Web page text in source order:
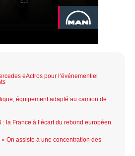
eActros pour l’événementiel
équipement adapté au camion de
la France à l’écart du rebond européen
On assiste à une concentration des